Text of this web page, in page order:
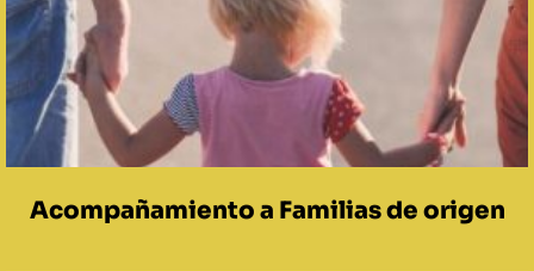
Acompañamiento a Familias de origen